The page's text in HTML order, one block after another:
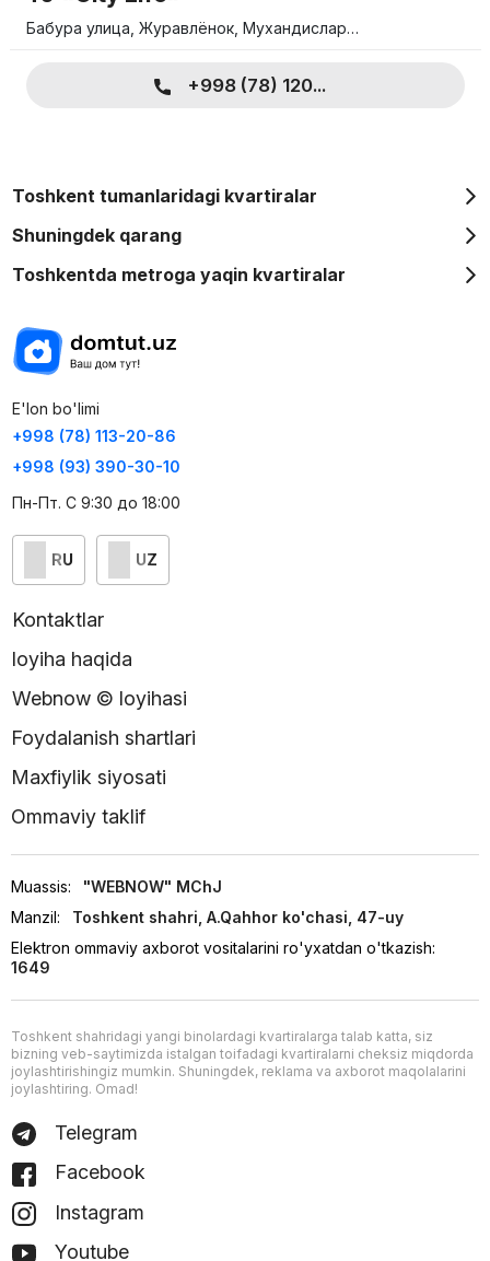
Бабура улица, Журавлёнок, Мухандислар…
+998 (78) 120...
Toshkent tumanlaridagi kvartiralar
Shuningdek qarang
Toshkentda metroga yaqin kvartiralar
E'lon bo'limi
+998 (78) 113-20-86
+998 (93) 390-30-10
Пн-Пт. С 9:30 до 18:00
RU UZ
Kontaktlar
loyiha haqida
Webnow © loyihasi
Foydalanish shartlari
Maxfiylik siyosati
Ommaviy taklif
Muassis:
"WEBNOW" MChJ
Manzil:
Toshkent shahri, A.Qahhor ko'chasi, 47-uy
Elektron ommaviy axborot vositalarini ro'yxatdan o'tkazish:
1649
Toshkent shahridagi yangi binolardagi kvartiralarga talab katta, siz
bizning veb-saytimizda istalgan toifadagi kvartiralarni cheksiz miqdorda
joylashtirishingiz mumkin. Shuningdek, reklama va axborot maqolalarini
joylashtiring. Omad!
Telegram
Facebook
Instagram
Youtube